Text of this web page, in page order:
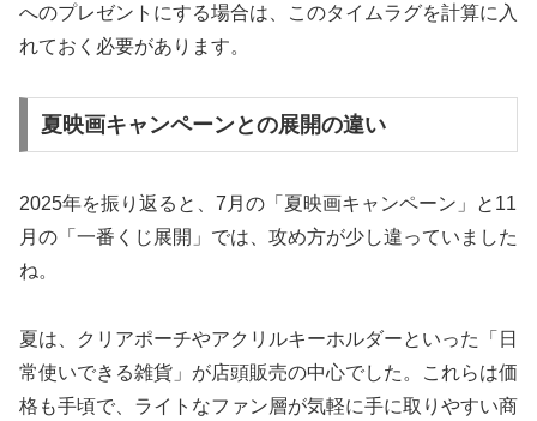
へのプレゼントにする場合は、このタイムラグを計算に入
れておく必要があります。
夏映画キャンペーンとの展開の違い
2025年を振り返ると、7月の「夏映画キャンペーン」と11
月の「一番くじ展開」では、攻め方が少し違っていました
ね。
夏は、クリアポーチやアクリルキーホルダーといった「日
常使いできる雑貨」が店頭販売の中心でした。これらは価
格も手頃で、ライトなファン層が気軽に手に取りやすい商